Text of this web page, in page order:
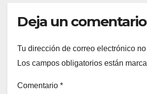
Deja un comentario
Tu dirección de correo electrónico
Los campos obligatorios están
Comentario *